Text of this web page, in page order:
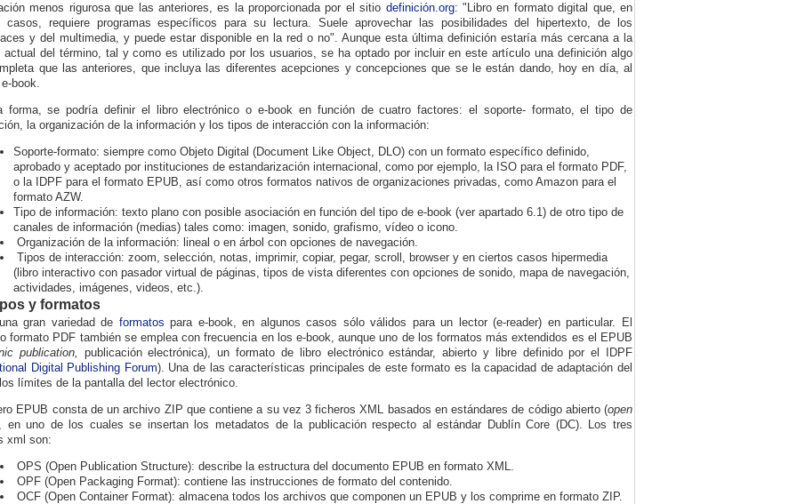
menos rigurosa que las anteriores, es la proporcionada por el sitio definición.org: "Libro en formato digital que, en
casos, requiere programas específicos para su lectura. Suele aprovechar las posibilidades del hipertexto, de los
y del multimedia, y puede estar disponible en la red o no". Aunque esta última definición estaría más cercana a la
actual del término, tal y como es utilizado por los usuarios, se ha optado por incluir en este artículo una definición algo
que las anteriores, que incluya las diferentes acepciones y concepciones que se le están dando, hoy en día, al
book.
forma, se podría definir el libro electrónico o e-book en función de cuatro factores: el soporte- formato, el tipo de
la organización de la información y los tipos de interacción con la información:
Soporte-formato: siempre como Objeto Digital (Document Like Object, DLO) con un formato específico definido,
aprobado y aceptado por instituciones de estandarización internacional, como por ejemplo, la ISO para el formato PDF,
o la IDPF para el formato EPUB, así como otros formatos nativos de organizaciones privadas, como Amazon para el
formato AZW.
Tipo de información: texto plano con posible asociación en función del tipo de e-book (ver apartado 6.1) de otro tipo de
canales de información (medias) tales como: imagen, sonido, grafismo, vídeo o icono.
Organización de la información: lineal o en árbol con opciones de navegación.
Tipos de interacción: zoom, selección, notas, imprimir, copiar, pegar, scroll, browser y en ciertos casos hipermedia
( libro interactivo con pasador virtual de páginas, tipos de vista diferentes con opciones de sonido, mapa de navegación,
actividades, imágenes, videos, etc.).
y formatos
gran variedad de formatos para e-book, en algunos casos sólo válidos para un lector (e-reader) en particular. El
formato PDF también se emplea con frecuencia en los e-book, aunque uno de los formatos más extendidos es el EPUB
publication, publicación electrónica), un formato de libro electrónico estándar, abierto y libre definido por el IDPF
Digital Publishing Forum). Una de las características principales de este formato es la capacidad de adaptación del
límites de la pantalla del lector electrónico.
EPUB consta de un archivo ZIP que contiene a su vez 3 ficheros XML basados en estándares de código abierto (open
en uno de los cuales se insertan los metadatos de la publicación respecto al estándar Dublín Core (DC). Los tres
xml son:
OPS (Open Publication Structure): describe la estructura del documento EPUB en formato XML.
OPF (Open Packaging Format): contiene las instrucciones de formato del contenido.
OCF (Open Container Format): almacena todos los archivos que componen un EPUB y los comprime en formato ZIP.